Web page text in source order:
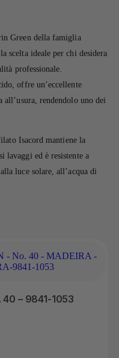
Green della famiglia
scelta ideale per chi desidera
professionale.
offre un’eccellente
all’usura, rendendolo uno dei
Isacord mantiene la
lavaggi ed è resistente a
luce solare, all’acqua di
40 – 9841-1053